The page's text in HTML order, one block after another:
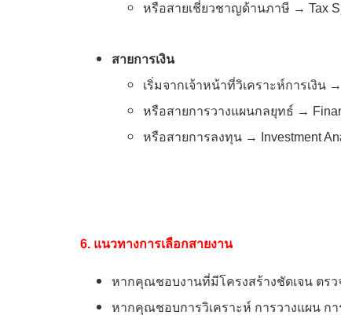
หรือสายเชี่ยวชาญด้านภาษี → Tax
สายการเงิน
เริ่มจากเจ้าหน้าที่วิเคราะห์การเงิน
หรือสายการวางแผนกลยุทธ์ →
หรือสายการลงทุน → Investment
6. แนวทางการเลือกสายงาน
หากคุณชอบงานที่มีโครงสร้างชัดเจน ตร
หากคุณชอบการวิเคราะห์ การวางแผน ก